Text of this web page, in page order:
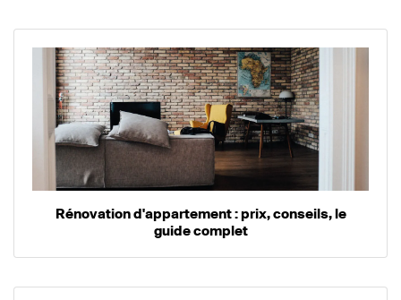
Rénovation d'appartement : prix, conseils, le
guide complet